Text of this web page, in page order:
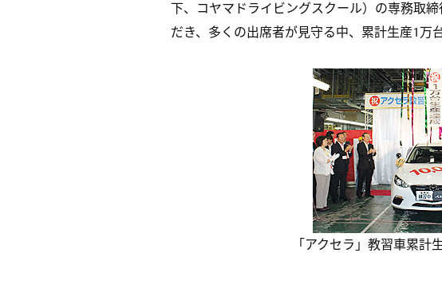
下、コヤマドライビングスクール）の専務取
だき、多くの出席者が見守る中、累計生産1万
「アクセラ」教習車累計